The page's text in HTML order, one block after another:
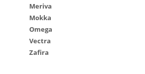
Meriva
Mokka
Omega
Vectra
Zafira